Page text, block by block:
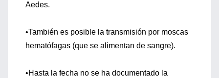
Aedes.
•También es posible la transmisión por moscas
hematófagas (que se alimentan de sangre).
•Hasta la fecha no se ha documentado la